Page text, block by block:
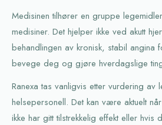
Medisinen tilhører en gruppe
medisiner. Det hjelper ikke ved akutt
behandlingen av kronisk, stabil angina
bevege deg og gjøre hverdagslige
Ranexa tas vanligvis etter vurdering av
helsepersonell. Det kan være aktuelt
ikke har gitt tilstrekkelig effekt eller hvis